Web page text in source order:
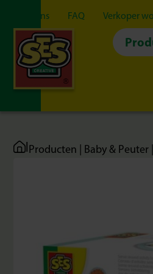
Over ons FAQ Verkoper
|Producten Baby & Peuter